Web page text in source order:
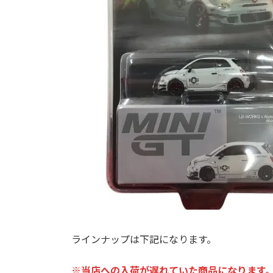
ラインナップは下記になります。
※当店への入荷が遅れていた商品になります